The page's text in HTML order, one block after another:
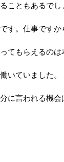
こともあるでし
す。仕事ですか
てもらえるのは
いていました。
に言われる機会